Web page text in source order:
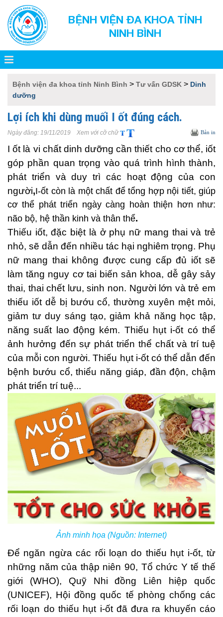
BỆNH VIỆN ĐA KHOA TỈNH
NINH BÌNH
Bệnh viện đa khoa tỉnh Ninh Bình > Tư vấn GDSK > Dinh
dưỡng
Lợi ích khi dùng muối I ốt đúng cách.
Ngày đăng: 19/11/2019 Xem với cỡ chữ Bản in
I ốt là vi chất dinh dưỡng cần thiết cho cơ thể, iốt
góp phần quan trọng vào quá trình hình thành,
phát triển và duy trì các hoạt động của con
người,I-ốt còn là một chất để tổng hợp nội tiết, giúp
cơ thể phát triển ngày càng hoàn thiện hơn như:
não bộ, hệ thần kinh và thân thể.
Thiếu iốt, đặc biệt là ở phụ nữ mang thai và trẻ
nhỏ, sẽ dẫn đến nhiều tác hại nghiêm trọng. Phụ
nữ mang thai không được cung cấp đủ iốt sẽ
làm tăng nguy cơ tai biến sản khoa, dễ gây sảy
thai, thai chết lưu, sinh non. Người lớn và trẻ em
thiếu iốt dễ bị bướu cổ, thường xuyên mệt mỏi,
giảm tư duy sáng tạo, giảm khả năng học tập,
năng suất lao động kém. Thiếu hụt i-ốt có thể
ảnh hưởng đến sự phát triển thể chất và trí tuệ
của mỗi con người. Thiếu hụt i-ốt có thể dẫn đến
bệnh bướu cổ, thiểu năng giáp, đần độn, chậm
phát triển trí tuệ...
Ảnh minh họa (Nguồn: Internet)
Để ngăn ngừa các rối loạn do thiếu hụt i-ốt, từ
những năm của thập niên 90, Tổ chức Y tế thế
giới (WHO), Quỹ Nhi đồng Liên hiệp quốc
(UNICEF), Hội đồng quốc tế phòng chống các
rối loạn do thiếu hụt i-ốt đã đưa ra khuyến cáo